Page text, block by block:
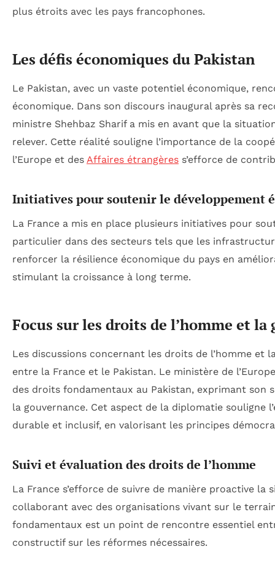
plus étroits avec les pays francophones.
Les défis économiques du Pakistan
Le Pakistan, avec un vaste potentiel économique,
économique. Dans son discours inaugural après sa
ministre Shehbaz Sharif a mis en avant que la
relever. Cette réalité souligne l’importance de la
l’Europe et des Affaires étrangères s’efforce de
Initiatives pour soutenir le développement
La France a mis en place plusieurs initiatives pour
particulier dans des secteurs tels que les
renforcer la résilience économique du pays en
stimulant la croissance à long terme.
Focus sur les droits de l’homme et la
Les discussions concernant les droits de l’homme
entre la France et le Pakistan. Le ministère de
des droits fondamentaux au Pakistan, exprimant son
la gouvernance. Cet aspect de la diplomatie souligne
durable et inclusif, en valorisant les principes
Suivi et évaluation des droits de l’homme
La France s’efforce de suivre de manière proactive la
collaborant avec des organisations vivant sur le
fondamentaux est un point de rencontre essentiel
constructif sur les réformes nécessaires.